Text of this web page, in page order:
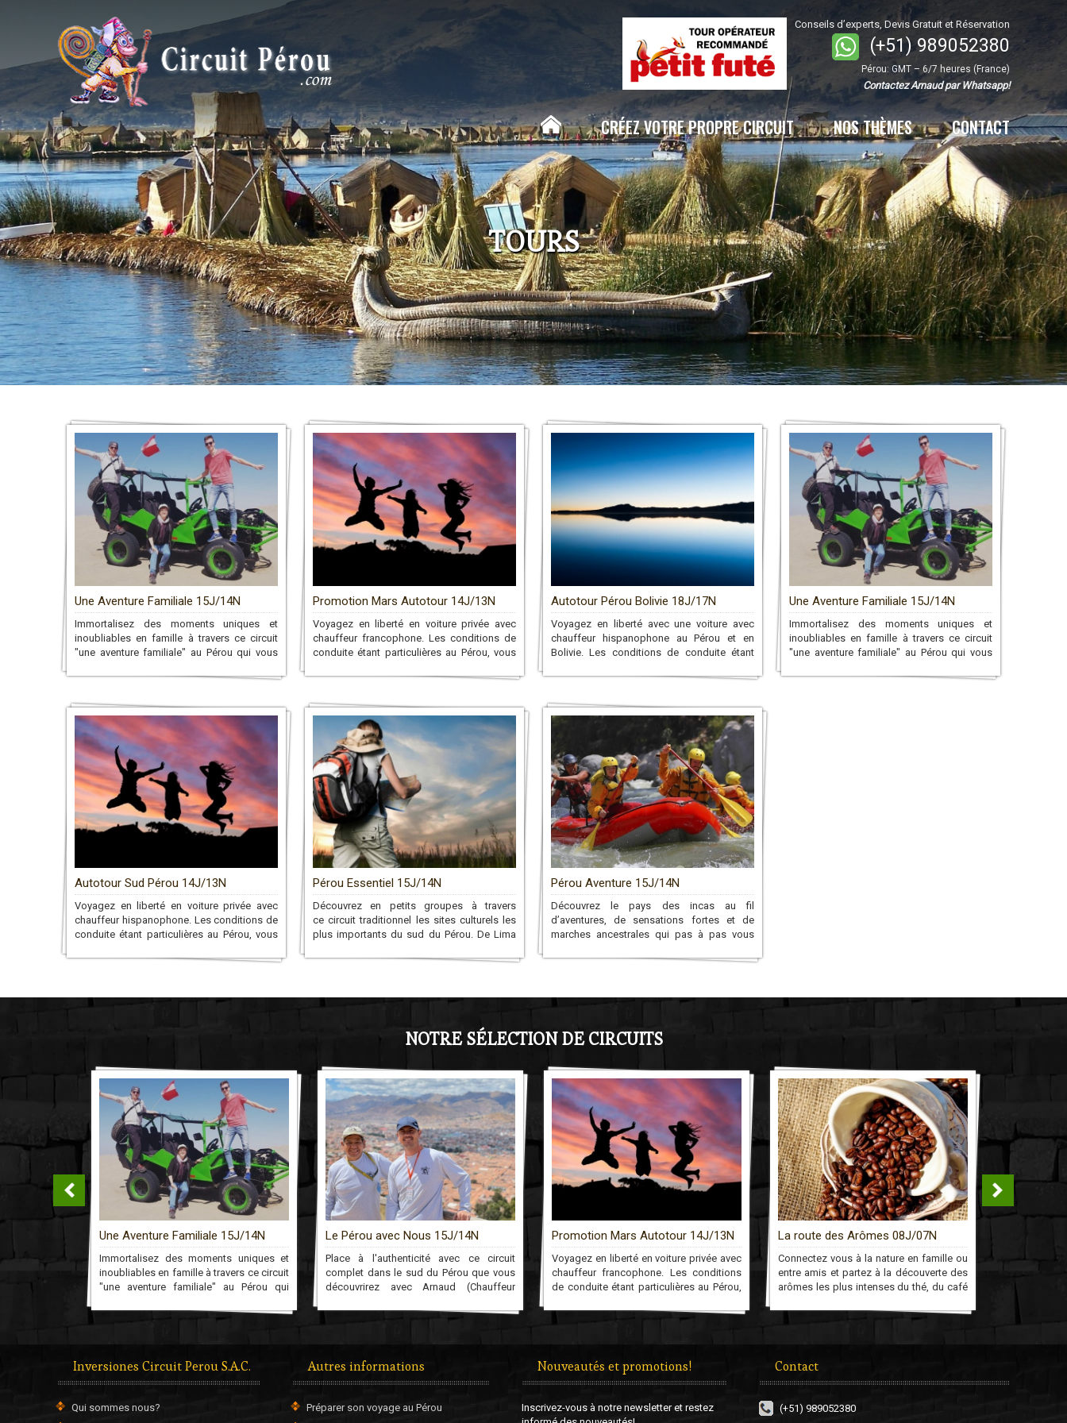
Aller au
Conseils d’experts, Devis Gratuit et Réservation
(+51) 989052380
Pérou: GMT – 6/7 heures (France)
Contactez Arnaud par Whatsapp!
CRÉEZ VOTRE PROPRE CIRCUIT NOS THÈMES CONTACT
TOURS
Une Aventure Familiale 15J/14N
Immortalisez des moments uniques et
inoubliables en famille à travers ce circuit
"une aventure familiale" au Pérou qui vous
sportives jusqu'au Machu Picchu!
Promotion Mars Autotour 14J/13N
Voyagez en liberté en voiture privée avec
chauffeur francophone. Les conditions de
conduite étant particulières au Pérou, vous
conduira aux sites que vous désirez tout au
Autotour Pérou Bolivie 18J/17N
Voyagez en liberté avec une voiture avec
chauffeur hispanophone au Pérou et en
Bolivie. Les conditions de conduite étant
chauffeur qui vous conduira aux sites que
Une Aventure Familiale 15J/14N
Immortalisez des moments uniques et
inoubliables en famille à travers ce circuit
"une aventure familiale" au Pérou qui vous
sportives jusqu'au Machu Picchu!
Autotour Sud Pérou 14J/13N
Voyagez en liberté en voiture privée avec
chauffeur hispanophone. Les conditions de
conduite étant particulières au Pérou, vous
conduira aux sites que vous désirez tout au
Pérou Essentiel 15J/14N
Découvrez en petits groupes à travers
ce circuit traditionnel les sites culturels les
plus importants du sud du Pérou. De Lima
mythique lac Titicaca jusqu'au nombril du
Pérou Aventure 15J/14N
Découvrez le pays des incas au fil
d’aventures, de sensations fortes et de
marches ancestrales qui pas à pas vous
richesses de ce pays andin.
NOTRE SÉLECTION DE CIRCUITS
du Pérou
Une Aventure Familiale 15J/14N
Immortalisez des moments uniques et
inoubliables en famille à travers ce circuit
"une aventure familiale" au Pérou qui
sportives jusqu'au Machu Picchu!
Le Pérou avec Nous 15J/14N
Place à l'authenticité avec ce circuit
complet dans le sud du Pérou que vous
découvrirez avec Arnaud (Chauffeur
vous feront découvrir le Pérou profond à
biodiversité. Un voyage que nous
n'oublierez jamais!
Promotion Mars Autotour 14J/13N
Voyagez en liberté en voiture privée avec
chauffeur francophone. Les conditions
de conduite étant particulières au Pérou,
conduira aux sites que vous désirez tout
La route des Arômes 08J/07N
Connectez vous à la nature en famille ou
entre amis et partez à la découverte des
arômes les plus intenses du thé, du café
votre bouche!
Découvrir
son
Inversiones Circuit Perou S.A.C.
Qui sommes nous?
Autres informations
Préparer son voyage au Pérou
Nouveautés et promotions!
Inscrivez-vous à notre newsletter et restez
Contact
(+51) 989052380